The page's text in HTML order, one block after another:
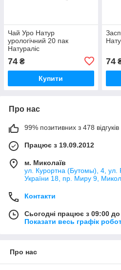
Чай Уро Натур
урологічний 20 пак
Натураліс
74 ₴
Купити
74
Про нас
99% позитивних з 478 відгуків
Працює з 19.09.2012
м. Миколаїв
ул. Курортна (Бутомы), 4, ул.
України 18, пр. Миру 9,
Контакти
Сьогодні працює з 09:00
Показати весь графік
Про нас